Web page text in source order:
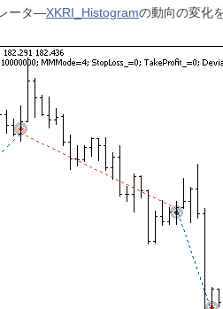
ータ―XKRI_Histogramの動向の変化